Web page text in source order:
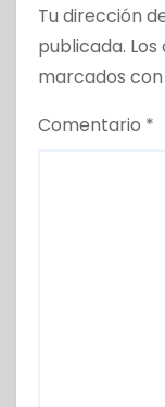
Tu dirección
publicada.
marcados con
Comentario *